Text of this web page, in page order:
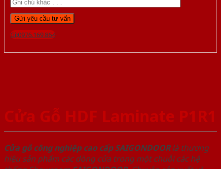
Gọi 0976.169.864
Cửa Gỗ HDF Laminate P1R1
Cửa gỗ công nghiệp cao cấp SAIGONDOORlà thương
hiệu sản phẩm các dòng cửa trong một chuỗi các hệ